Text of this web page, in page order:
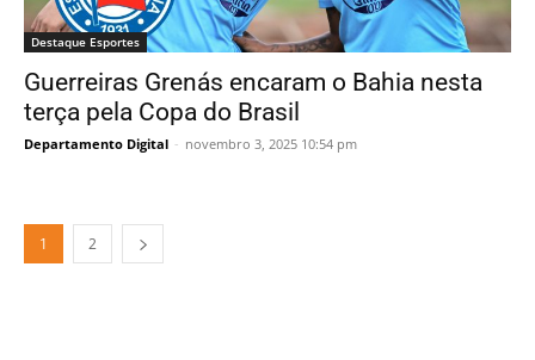
Destaque Esportes
Guerreiras Grenás encaram o Bahia nesta
terça pela Copa do Brasil
Departamento Digital - novembro 3, 2025 10:54 pm
1 2